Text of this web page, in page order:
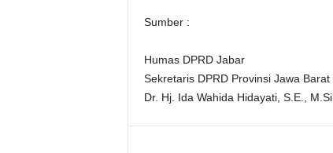
Sumber :
Humas DPRD Jabar
Sekretaris DPRD Provinsi Jawa Barat
Dr. Hj. Ida Wahida Hidayati, S.E., M.Si.